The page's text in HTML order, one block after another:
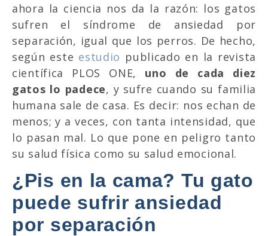
ahora la ciencia nos da la razón: los gatos
sufren el síndrome de ansiedad por
separación, igual que los perros. De hecho,
según este estudio publicado en la revista
científica PLOS ONE, uno de cada diez
gatos lo padece, y sufre cuando su familia
humana sale de casa. Es decir: nos echan de
menos; y a veces, con tanta intensidad, que
lo pasan mal. Lo que pone en peligro tanto
su salud física como su salud emocional.
¿Pis en la cama? Tu gato
puede sufrir ansiedad
por separación